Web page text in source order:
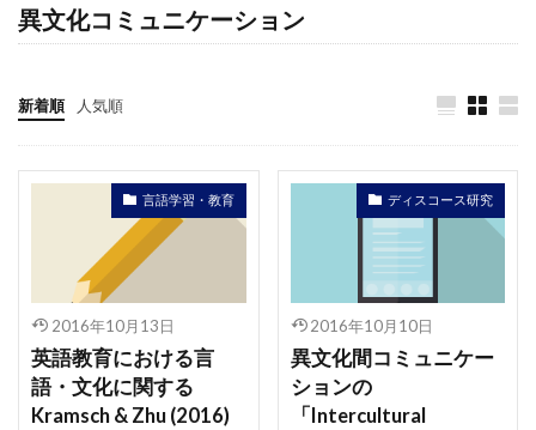
異文化コミュニケーション
新着順 人気順
言語学習・教育
2016年10月13日
英語教育における言
語・文化に関する
Kramsch & Zhu (2016)
ディスコース研究
2016年10月10日
異文化間コミュニケー
ションの
「Intercultural